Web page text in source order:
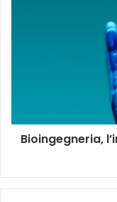
Bioingegneria,